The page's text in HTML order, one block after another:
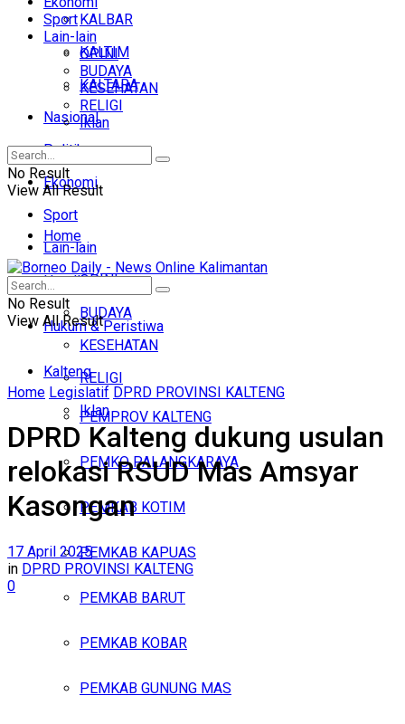
KALBAR
KALTIM
KALTARA
Nasional
Politik
Ekonomi
Sport
Lain-lain
OPINI
BUDAYA
KESEHATAN
RELIGI
Iklan
Sabtu, Agustus 8, 2026
Sport
Lain-lain
OPINI
BUDAYA
KESEHATAN
RELIGI
Iklan
No Result
View All Result
Home
Headline
Hukum & Peristiwa
Kalteng
PEMPROV KALTENG
PEMKO PALANGKARAYA
PEMKAB KOTIM
PEMKAB KAPUAS
PEMKAB BARUT
PEMKAB KOBAR
PEMKAB GUNUNG MAS
No Result
View All Result
Home Legislatif DPRD PROVINSI KALTENG
DPRD Kalteng dukung usulan
relokasi RSUD Mas Amsyar
Kasongan
17 April 2025
in DPRD PROVINSI KALTENG
0